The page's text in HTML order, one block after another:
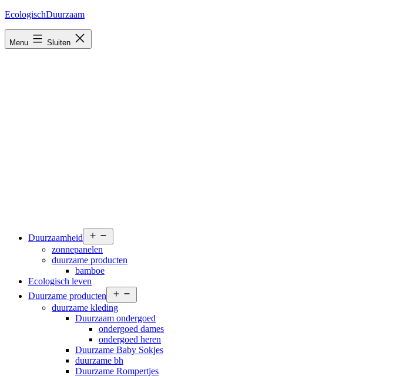
Ga
inhoud
EcologischDuurzaam
Menu Sluiten
Duurzaamheid
menu
zonnepanelen
duurzame producten
bamboe
Ecologisch leven
Duurzame producten
menu
duurzame kleding
Duurzaam ondergoed
ondergoed dames
ondergoed heren
Duurzame Baby Sokjes
duurzame bh
Duurzame Rompertjes